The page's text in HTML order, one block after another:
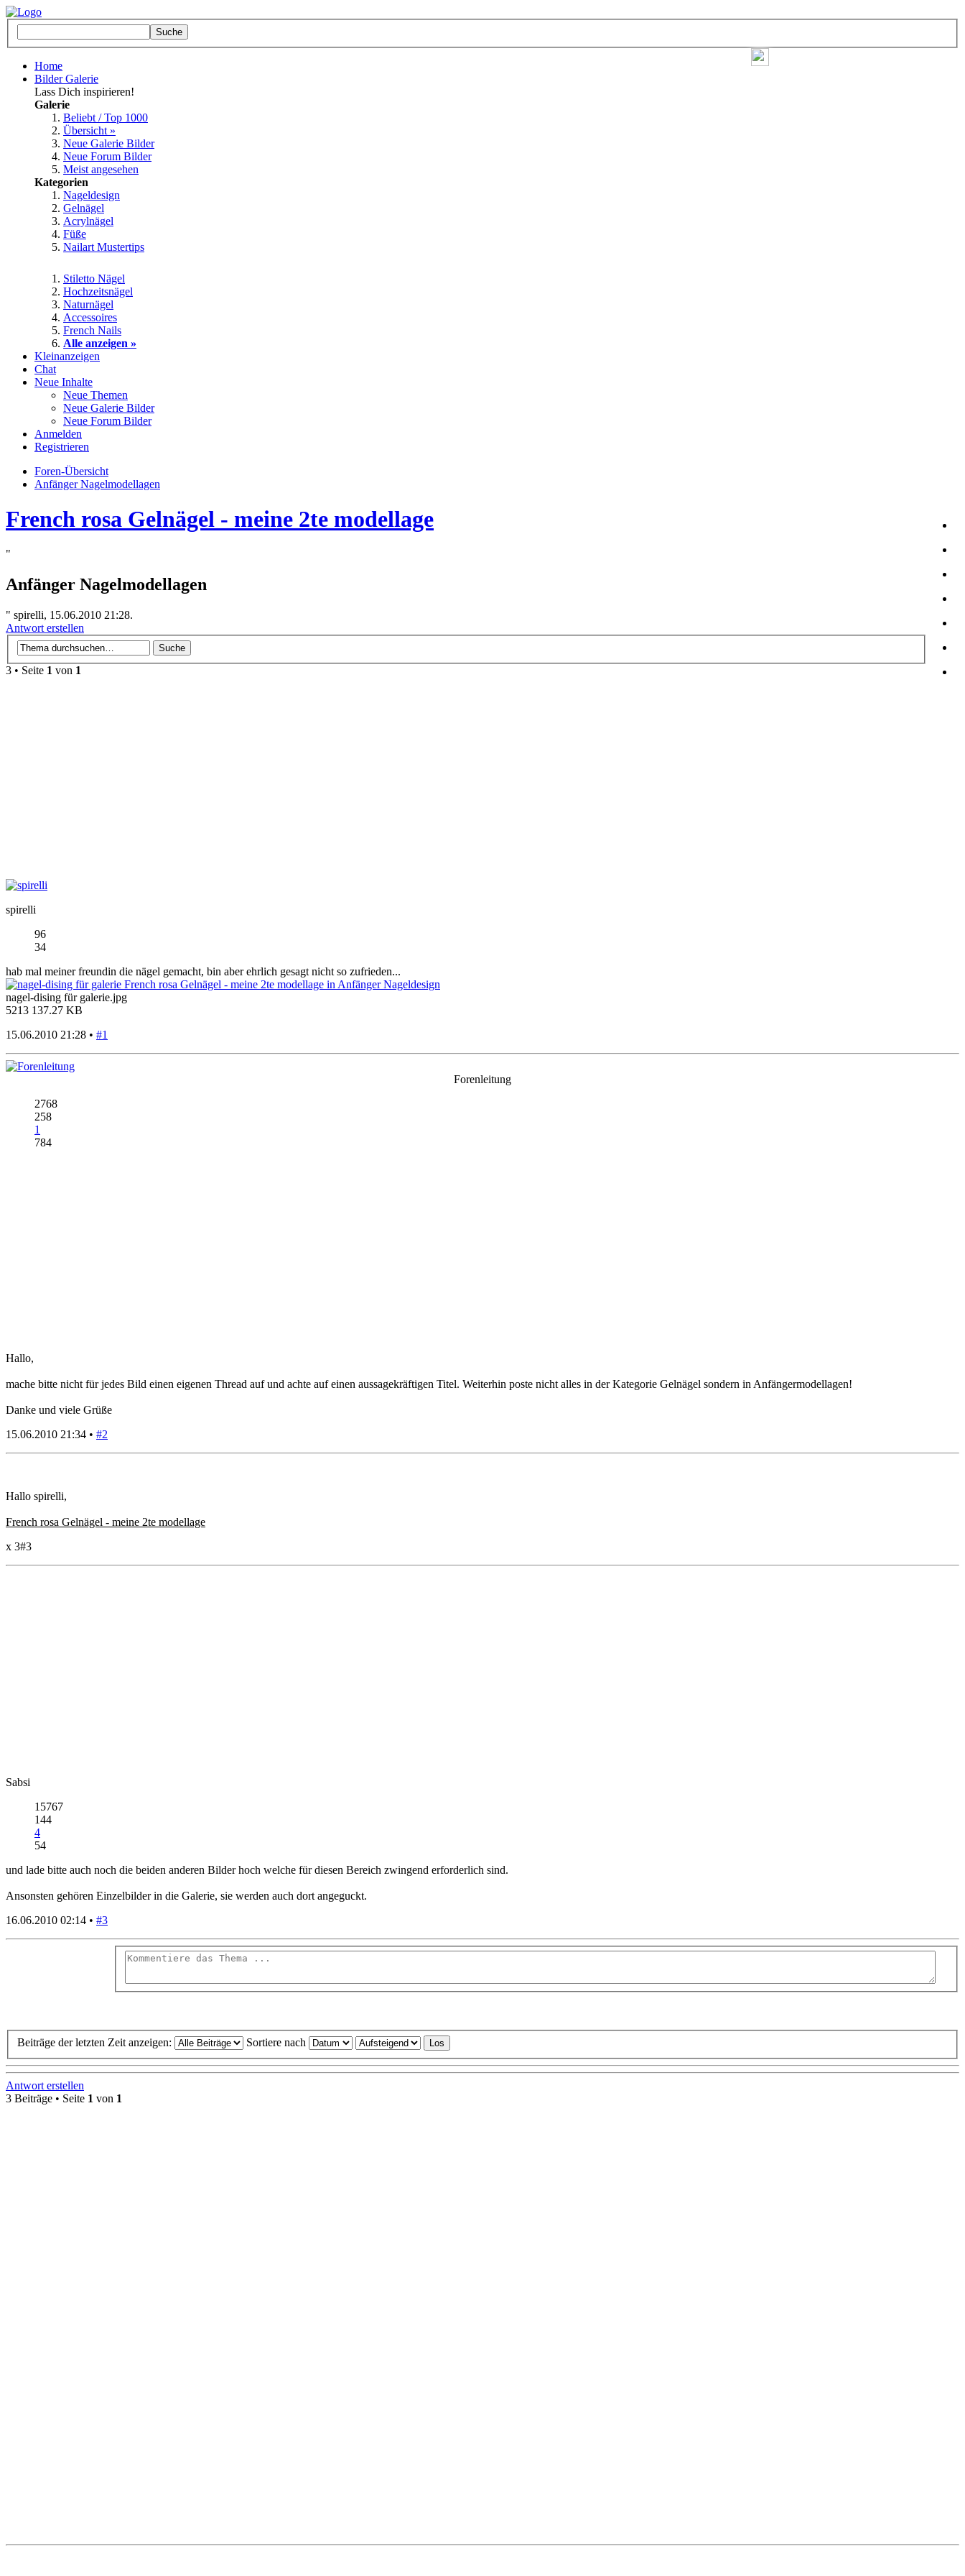
Home
Bilder Galerie
Lass Dich inspirieren!
Galerie
Beliebt / Top 1000
Übersicht »
Neue Galerie Bilder
Neue Forum Bilder
Meist angesehen
Kategorien
Nageldesign
Gelnägel
Acrylnägel
Füße
Nailart Mustertips
Stiletto Nägel
Hochzeitsnägel
Naturnägel
Accessoires
French Nails
Alle anzeigen »
Kleinanzeigen
Chat
Neue Inhalte
Neue Themen
Neue Galerie Bilder
Neue Forum Bilder
Anmelden
Registrieren
Foren-Übersicht
Anfänger Nagelmodellagen
French rosa Gelnägel - meine 2te modellage
"
Anfänger Nagelmodellagen
" spirelli, 15.06.2010 21:28.
Antwort erstellen
3 • Seite 1 von 1
spirelli
96
34
hab mal meiner freundin die nägel gemacht, bin aber ehrlich gesagt nicht so zufrieden...
nagel-dising für galerie.jpg
5213 137.27 KB
15.06.2010 21:28 • #1
Forenleitung
2768
258
1
784
Hallo,
mache bitte nicht für jedes Bild einen eigenen Thread auf und achte auf einen aussagekräftigen Titel. Weiterhin poste nicht alles in der Kategorie Gelnägel sondern in Anfängermodellagen!
Danke und viele Grüße
15.06.2010 21:34 • #2
Hallo spirelli,
French rosa Gelnägel - meine 2te modellage
x 3#3
Sabsi
15767
144
4
54
und lade bitte auch noch die beiden anderen Bilder hoch welche für diesen Bereich zwingend erforderlich sind.
Ansonsten gehören Einzelbilder in die Galerie, sie werden auch dort angeguckt.
16.06.2010 02:14 • #3
Beiträge der letzten Zeit anzeigen: Sortiere nach
Antwort erstellen
3 Beiträge • Seite 1 von 1